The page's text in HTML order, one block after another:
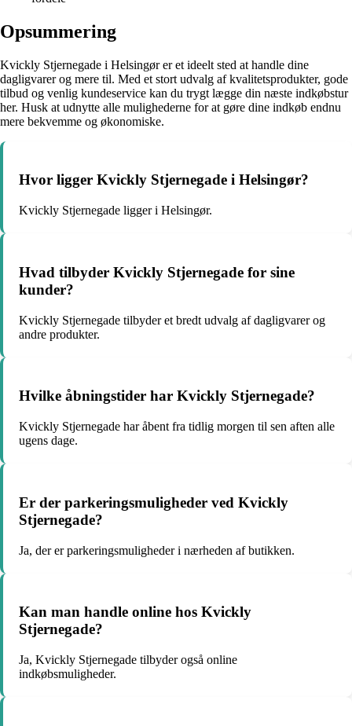
Opsummering
Kvickly Stjernegade i Helsingør er et ideelt sted at handle dine
dagligvarer og mere til. Med et stort udvalg af kvalitetsprodukter, gode
tilbud og venlig kundeservice kan du trygt lægge din næste indkøbstur
her. Husk at udnytte alle mulighederne for at gøre dine indkøb endnu
mere bekvemme og økonomiske.
Hvor ligger Kvickly Stjernegade i Helsingør?
Kvickly Stjernegade ligger i Helsingør.
Hvad tilbyder Kvickly Stjernegade for sine
kunder?
Kvickly Stjernegade tilbyder et bredt udvalg af dagligvarer og
andre produkter.
Hvilke åbningstider har Kvickly Stjernegade?
Kvickly Stjernegade har åbent fra tidlig morgen til sen aften alle
ugens dage.
Er der parkeringsmuligheder ved Kvickly
Stjernegade?
Ja, der er parkeringsmuligheder i nærheden af butikken.
Kan man handle online hos Kvickly
Stjernegade?
Ja, Kvickly Stjernegade tilbyder også online
indkøbsmuligheder.